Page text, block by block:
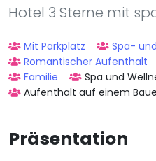
Hotel 3 Sterne mit
Mit Parkplatz
Spa-
Romantischer Aufenthalt
Familie
Spa und
Aufenthalt auf einem
Präsentation